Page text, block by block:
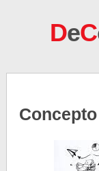
DeC